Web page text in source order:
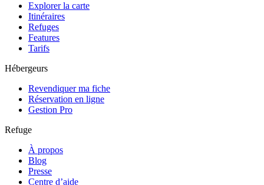
Explorer la carte
Itinéraires
Refuges
Features
Tarifs
Hébergeurs
Revendiquer ma fiche
Réservation en ligne
Gestion Pro
Refuge
À propos
Blog
Presse
Centre d’aide